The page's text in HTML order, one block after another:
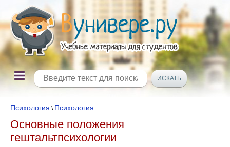
Психология \ Психология
Основные положения
гештальтпсихологии